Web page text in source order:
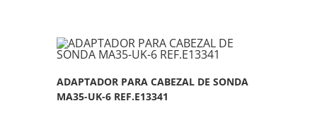
ADAPTADOR PARA CABEZAL DE SONDA
MA35-UK-6 REF.E13341